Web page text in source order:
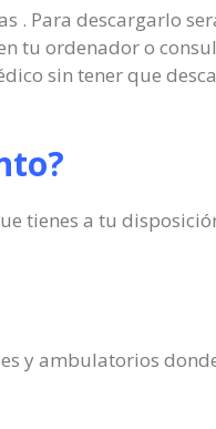
. Para descargarlo
tu ordenador o
sin tener que
tienes a tu
y ambulatorios